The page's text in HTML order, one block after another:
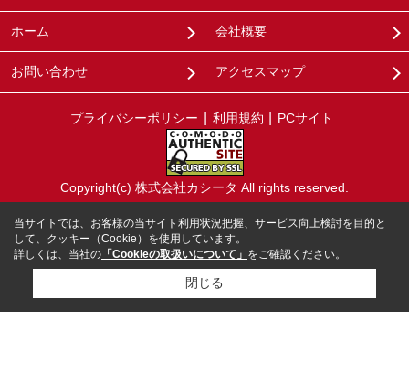
ホーム 会社概要
お問い合わせ アクセスマップ
プライバシーポリシー 利用規約 PCサイト
Copyright(c) 株式会社カシータ All rights reserved.
当サイトでは、お客様の当サイト利用状況把握、サービス向上検討を目的と
して、クッキー（Cookie）を使用しています。
詳しくは、当社の 「Cookieの取扱いについて」 をご確認ください。
閉じる